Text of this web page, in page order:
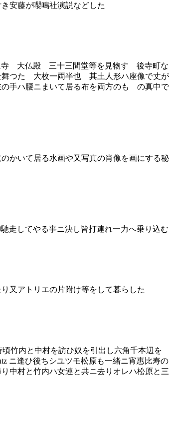
安藤が嚶鳴社演説などした
大仏殿 三十三間堂等を見物す 後寺町な
舞つた 大枚一両半也 其土人形ハ座像で丈が
手ハ腰ニまいて居る布を両方のもゝの真中で
いて居る水画や又写真の肖像を画にする秘
してやる事ニ決し皆打連れ一力へ乗り込む
アトリエの片附け等をして暮らした
頃竹内と中村を訪ひ奴を引出し六角千本辺を
ニ逢ひ後ちシユツモ松原も一緒ニ宵惠比寿の
村と竹内ハ女連と共ニ去りオレハ松原と三